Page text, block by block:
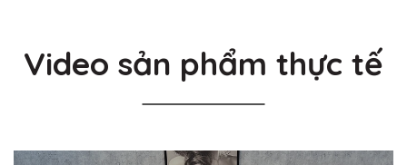
Video sản phẩm thực tế